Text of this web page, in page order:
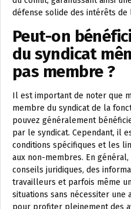
défense solide des intérêts de
Peut-on
du syndicat
pas membre ?
Il est important de noter que
membre du syndicat de la
pouvez généralement
par le syndicat. Cependant, il
conditions spécifiques et les
aux non-membres. En
conseils juridiques, des
travailleurs et parfois même
situations sans nécessiter une
pour profiter pleinement des